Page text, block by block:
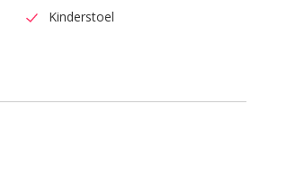
Kinderstoel